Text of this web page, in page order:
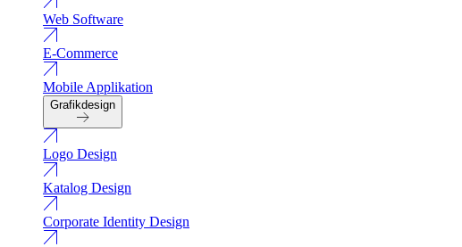
Web Software
E-Commerce
Mobile Applikation
Grafikdesign
Logo Design
Katalog Design
Corporate Identity Design